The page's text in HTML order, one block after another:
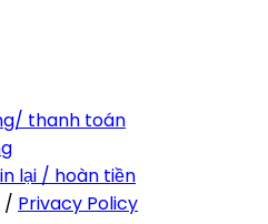
thanh toán
lại / hoàn tiền
/ Privacy Policy